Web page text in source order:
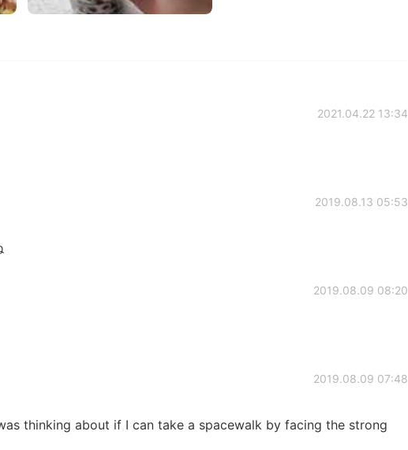
2021.04.22 13:34
2019.08.13 05:53
2019.08.09 08:20
2019.08.09 07:48
thinking about if I can take a spacewalk by facing the strong